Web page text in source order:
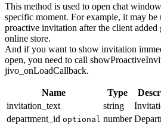
This method is used to open chat
specific moment. For example, it may
proactive invitation after the client
online store.
And if you want to show invitation
open, you need to call
jivo_onLoadCallback.
Name Type
invitation_text
string
department_id optional number